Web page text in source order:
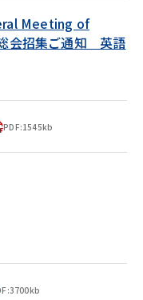
Meeting of
会招集ご通知 英語
PDF:1545kb